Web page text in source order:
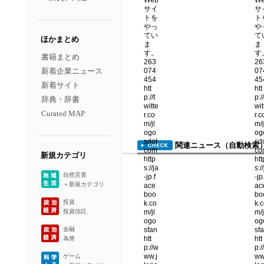
関連ニュース（自動検索
ほかまとめ
書籍まとめ
新着企業ニュース
新着サイト
辞典・辞書
Curated MAP
新規カテゴリ
自然災害
＋新規カテゴリ
投資
投資信託
金融
為替
ゲーム